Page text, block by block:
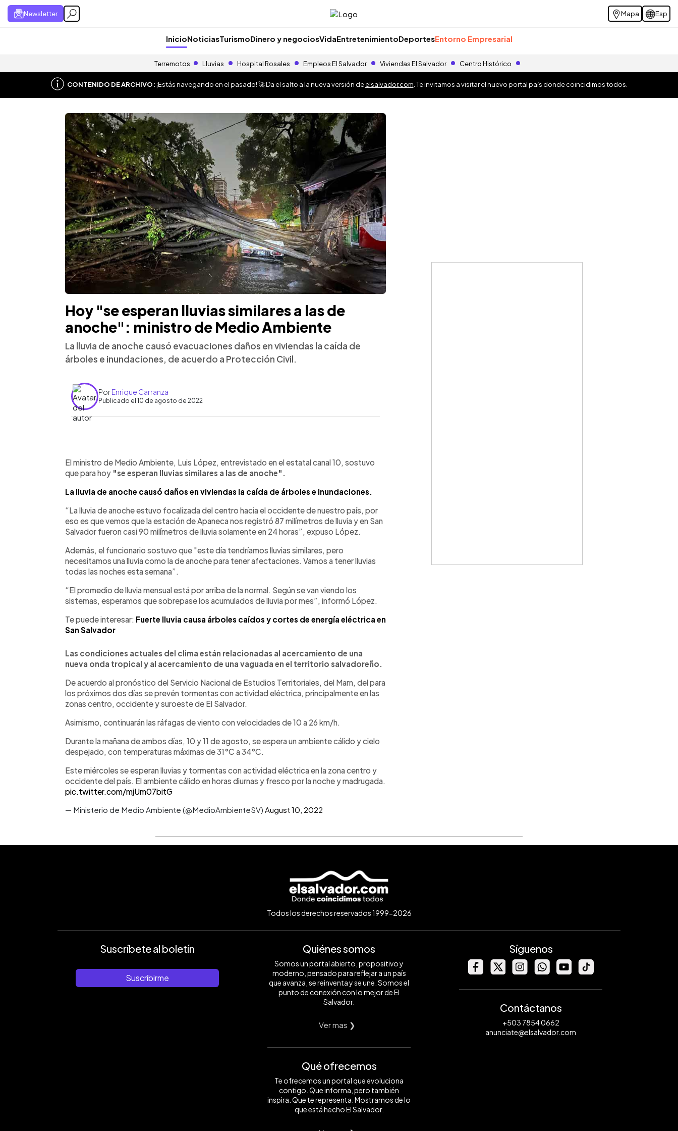
Newsletter Mapa Esp
InicioNoticiasTurismoDinero y negociosVidaEntretenimientoDeportesEntorno Empresarial
Terremotos Lluvias Hospital Rosales Empleos El Salvador Viviendas El Salvador Centro Histórico
CONTENIDO DE ARCHIVO:¡Estás navegando en el pasado! 🚀 Da el salto a la nueva versión deelsalvador.com . Te invitamos a visitar el nuevo portal país donde coincidimos todos.
Hoy "se esperan lluvias similares a las de
anoche": ministro de Medio Ambiente
La lluvia de anoche causó evacuaciones daños en viviendas la caída de
árboles e inundaciones, de acuerdo a Protección Civil.
PorEnrique Carranza
Publicado el 10 de agosto de 2022
Escuchar artículo
El ministro de Medio Ambiente, Luis López, entrevistado en el estatal canal 10, sostuvo
que para hoy "se esperan lluvias similares a las de anoche".
La lluvia de anoche causó daños en viviendas la caída de árboles e inundaciones.
“La lluvia de anoche estuvo focalizada del centro hacia el occidente de nuestro país, por
eso es que vemos que la estación de Apaneca nos registró 87 milímetros de lluvia y en San
Salvador fueron casi 90 milímetros de lluvia solamente en 24 horas”, expuso López.
Además, el funcionario sostuvo que "este día tendríamos lluvias similares, pero
necesitamos una lluvia como la de anoche para tener afectaciones. Vamos a tener lluvias
todas las noches esta semana”.
“El promedio de lluvia mensual está por arriba de la normal. Según se van viendo los
sistemas, esperamos que sobrepase los acumulados de lluvia por mes”, informó López.
Te puede interesar: Fuerte lluvia causa árboles caídos y cortes de energía eléctrica en
San Salvador
Las condiciones actuales del clima están relacionadas al acercamiento de una
nueva onda tropical y al acercamiento de una vaguada en el territorio salvadoreño.
De acuerdo al pronóstico del Servicio Nacional de Estudios Territoriales, del Marn, del para
los próximos dos días se prevén tormentas con actividad eléctrica, principalmente en las
zonas centro, occidente y suroeste de El Salvador.
Asimismo, continuarán las ráfagas de viento con velocidades de 10 a 26 km/h.
Durante la mañana de ambos días, 10 y 11 de agosto, se espera un ambiente cálido y cielo
despejado, con temperaturas máximas de 31°C a 34°C.
Este miércoles se esperan lluvias y tormentas con actividad eléctrica en la zona centro y
occidente del país. El ambiente cálido en horas diurnas y fresco por la noche y madrugada.
pic.twitter.com/mjUm07bitG
— Ministerio de Medio Ambiente (@MedioAmbienteSV) August 10, 2022
Todos los derechos reservados 1999-2026
Suscríbete al boletín
Suscribirme
Quiénes somos
Somos un portal abierto, propositivo y
moderno, pensado para reflejar a un país
que avanza, se reinventa y se une. Somos el
punto de conexión con lo mejor de El
Salvador.
Ver mas ❯
Qué ofrecemos
Te ofrecemos un portal que evoluciona
contigo. Que informa, pero también
inspira. Que te representa. Mostramos de lo
que está hecho El Salvador.
Síguenos
Contáctanos
+503 7854 0662
anunciate@elsalvador.com